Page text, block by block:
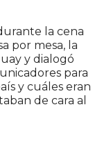
la cena
por mesa, la
y dialogó
para
y cuáles eran
de cara al